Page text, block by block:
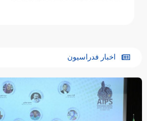
اخبار فدراسیون